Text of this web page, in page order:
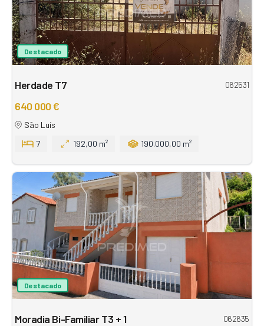
Destacado
Herdade T7 062531
640 000 €
São Luís
7
192,00 m² 190.000,00 m²
Destacado
Moradia Bi-Familiar T3 + 1 062635